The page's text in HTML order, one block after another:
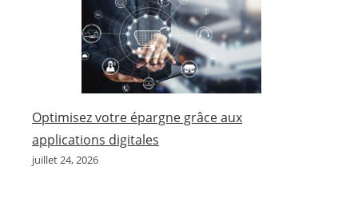
Optimisez votre épargne grâce aux
applications digitales
juillet 24, 2026